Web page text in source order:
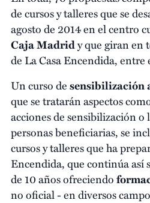
de cursos y talleres que se
agosto de 2014 en el centro
Caja Madridy que giran en
de La Casa Encendida,
Un curso desensibilización
que se tratarán aspectos
acciones de sensibilización o
personas beneficiarias, se
cursos y talleres que ha
Encendida, que continúa así
de 10 años ofreciendo
no oficial - en diversos